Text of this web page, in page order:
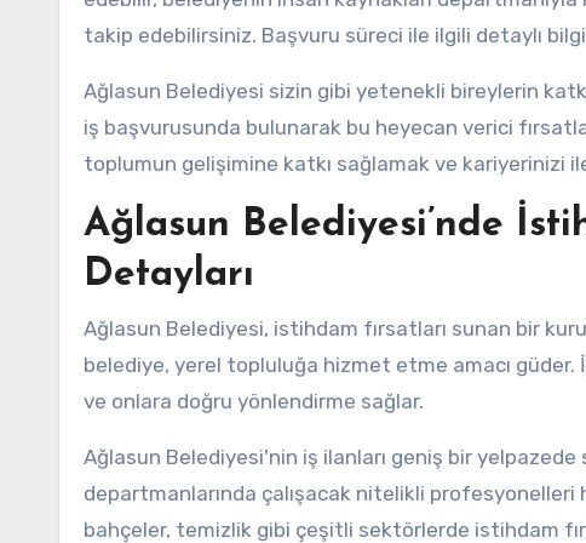
takip edebilirsiniz. Başvuru süreci ile ilgili detaylı
Ağlasun Belediyesi sizin gibi yetenekli bireylerin
iş başvurusunda bulunarak bu heyecan verici
toplumun gelişimine katkı sağlamak ve kariyerinizi
Ağlasun Belediyesi’nde
Detayları
Ağlasun Belediyesi, istihdam fırsatları sunan bir
belediye, yerel topluluğa hizmet etme amacı güder.
ve onlara doğru yönlendirme sağlar.
Ağlasun Belediyesi'nin iş ilanları geniş bir
departmanlarında çalışacak nitelikli
bahçeler, temizlik gibi çeşitli sektörlerde istihdam